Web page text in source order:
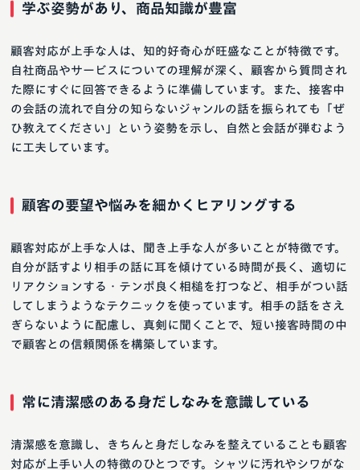
学ぶ姿勢があり、商品知識が豊富
顧客対応が上手な人は、知的好奇心が旺盛なことが特徴です。
自社商品やサービスについての理解が深く、顧客から質問され
た際にすぐに回答できるように準備しています。また、接客中
の会話の流れで自分の知らないジャンルの話を振られても「ぜ
ひ教えてください」という姿勢を示し、自然と会話が弾むよう
に工夫しています。
顧客の要望や悩みを細かくヒアリングする
顧客対応が上手な人は、聞き上手な人が多いことが特徴です。
自分が話すより相手の話に耳を傾けている時間が長く、適切に
リアクションする・テンポ良く相槌を打つなど、相手がつい話
してしまうようなテクニックを使っています。相手の話をさえ
ぎらないように配慮し、真剣に聞くことで、短い接客時間の中
で顧客との信頼関係を構築しています。
常に清潔感のある身だしなみを意識している
清潔感を意識し、きちんと身だしなみを整えていることも顧客
対応が上手い人の特徴のひとつです。シャツに汚れやシワがな